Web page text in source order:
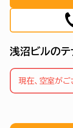
浅沼ビルのテ
現在、空室がご